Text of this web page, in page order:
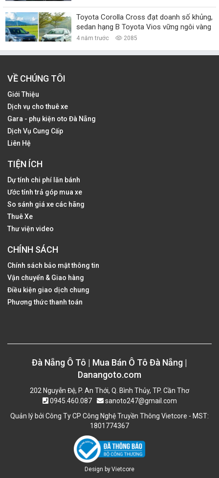
Toyota Corolla Cross đạt doanh số khủng,
sedan hạng B Toyota Vios vững ngôi vàng
4 năm trước 2085
VỀ CHÚNG TÔI
Giới Thiệu
Dịch vụ cho thuê xe
Gara - phụ kiện oto Đà Nẵng
Dịch Vụ Cung Cấp
Liên Hệ
TIỆN ÍCH
Dự tính chi phí lăn bánh
Ước tính trả góp mua xe
So sánh giá xe các hãng
Thuê Xe
Thư viện video
CHÍNH SÁCH
Chính sách bảo mật thông tin
Vận chuyển & Giao hàng
Điều kiện giao dịch chung
Phương thức thanh toán
Đà Nẵng Ô Tô | Mua Bán Ô Tô Đà Nẵng |
Danangoto.com
202 Nguyễn Đệ, P. An Thới, Q. Bình Thủy, TP. Cần Thơ
0945.460.087
sanoto247@gmail.com
Quản lý bởi Công Ty CP Công Nghệ Truyền Thông Vietcore - MST:
1801774367
Design byVietcore